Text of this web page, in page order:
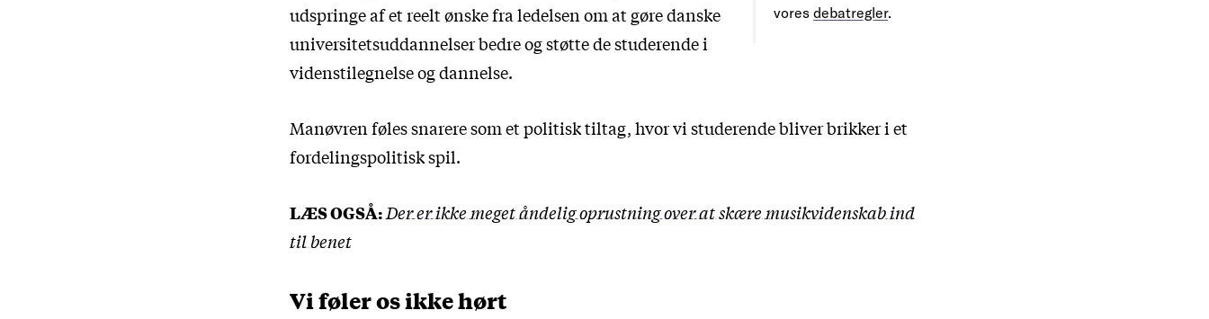
vores debatregler.
udspringe af et reelt ønske fra ledelsen om at gøre danske
universitetsuddannelser bedre og støtte de studerende i
videnstilegnelse og dannelse.
Manøvren føles snarere som et politisk tiltag, hvor vi studerende bliver brikker i et
fordelingspolitisk spil.
LÆS OGSÅ:Der er ikke meget åndelig oprustning over at skære musikvidenskab ind
til benet
Vi føler os ikke hørt